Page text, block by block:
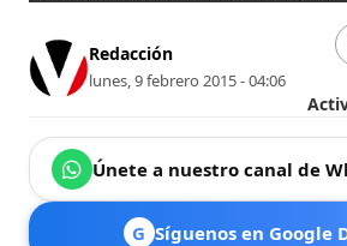
Redacción
lunes, 9 febrero 2015 - 04:06
Únete a nuestro canal de
G Síguenos en Google